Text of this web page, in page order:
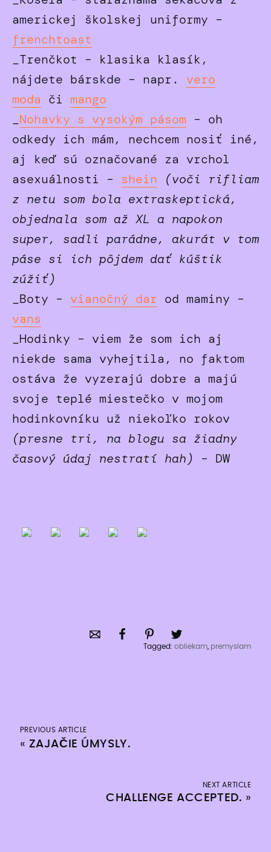
americkej školskej uniformy –
frenchtoast
_Trenčkot – klasika klasík,
nájdete bárskde – napr. vero
moda či mango
Nohavky s vysokým pásom – oh
odkedy ich mám, nechcem nosiť iné,
aj keď sú označované za vrchol
asexuálnosti – shein
(voči rifliam
z netu som bola extraskeptická,
objednala som až XL a napokon
super, sadli parádne, akurát v tom
páse si ich pôjdem dať kúštik
zúžiť)
_Boty – vianočný dar od maminy –
vans
_Hodinky – viem že som ich aj
niekde sama vyhejtila, no faktom
ostáva že vyzerajú dobre a majú
svoje teplé miestečko v mojom
hodinkovníku už niekoľko rokov
(presne tri, na blogu sa žiadny
časový údaj nestratí hah) – DW
Tagged:obliekam premyslam
PREVIOUS ARTICLE
« ZAJAČIE ÚMYSLY.
NEXT ARTICLE
CHALLENGE ACCEPTED. »